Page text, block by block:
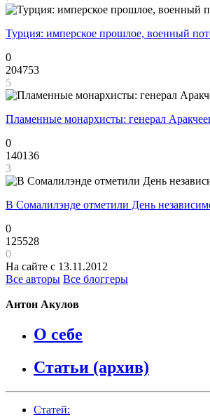
Турция: имперское прошлое, военный
0
204753
5
Пламенные монархисты: генерал
0
140136
3
В Сомалилэнде отметили День
0
125528
0
На сайте с 13.11.2012
Все авторы Все блоггеры
Антон Акулов
О себе
Статьи (архив)
Статей: